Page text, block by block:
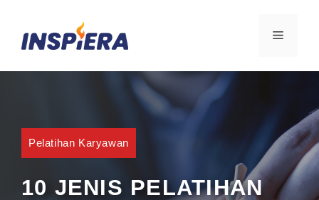
content
MENU
Pelatihan Karyawan
10 JENIS PELATIHAN